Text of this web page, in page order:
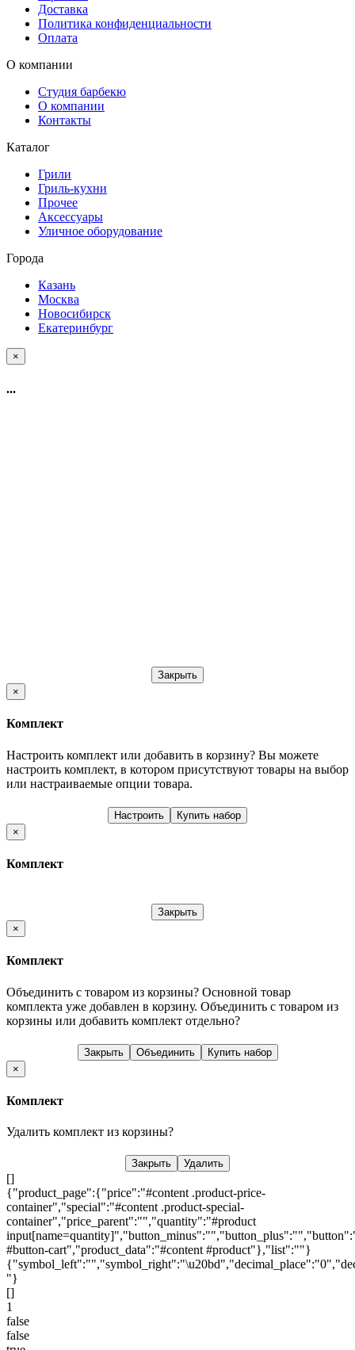
Доставка
Политика конфиденциальности
Оплата
О компании
Студия барбекю
О компании
Контакты
Каталог
Грили
Гриль-кухни
Прочее
Аксессуары
Уличное оборудование
Города
Казань
Москва
Новосибирск
Екатеринбург
×
...
Закрыть
×
Комплект
Настроить комплект или добавить в корзину? Вы можете
настроить комплект, в котором присутствуют товары на выбор
или настраиваемые опции товара.
Настроить
Купить набор
×
Комплект
Закрыть
×
Комплект
Объединить с товаром из корзины? Основной товар
комплекта уже добавлен в корзину. Объединить с товаром из
корзины или добавить комплект отдельно?
Закрыть Объединить
Купить набор
×
Комплект
Удалить комплект из корзины?
Закрыть Удалить
[]
{"product_page":{"price":"#content .product-price-
container","special":"#content .product-special-
container","price_parent":"","quantity":"#product
#button-cart","product_data":"#content #product"},"list":""}
"}
[]
1
false
false